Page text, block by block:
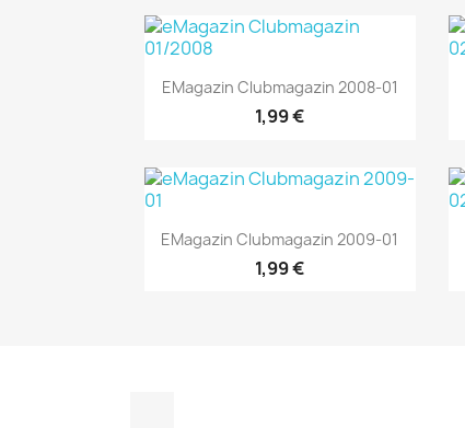
Vorschau
EMagazin Clubmagazin 2008-01
1,99 €
Vorschau
EMagazin Clubmagazin 2009-01
1,99 €